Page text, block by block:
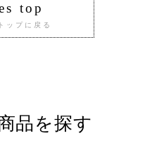
top
ップに戻る
品を探す